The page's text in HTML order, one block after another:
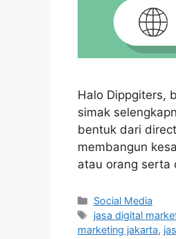
Halo Dippgiters,
simak
bentuk dari
membangun
atau orang serta
Social Media
jasa digital
marketing jakarta,